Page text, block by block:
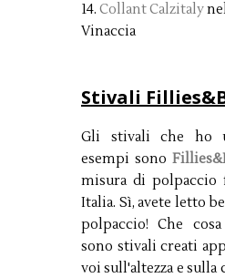
14. Collant Calzitaly
Vinaccia
Stivali
Gli stivali che ho
esempi sono
misura di
Italia. Sì, avete letto
polpaccio! Che
sono stivali creati
voi sull'altezza e